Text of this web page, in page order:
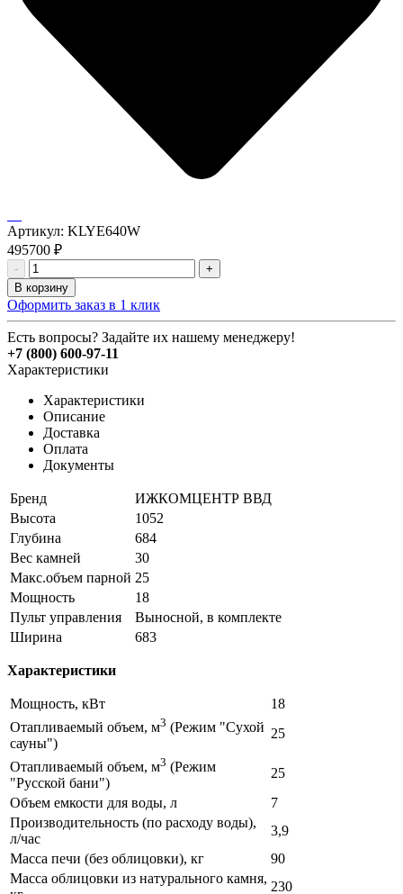
Артикул: KLYE640W
495700 ₽
-
+
В корзину
Оформить заказ в 1 клик
Есть вопросы? Задайте их нашему менеджеру!
+7 (800) 600-97-11
Характеристики
Характеристики
Описание
Доставка
Оплата
Документы
Бренд
ИЖКОМЦЕНТР ВВД
Высота
1052
Глубина
684
Вес камней
30
Макс.объем парной 25
Мощность
18
Пульт управления
Выносной, в комплекте
Ширина
683
Характеристики
Мощность, кВт
18
Отапливаемый объем, м3 (Режим "Сухой
сауны")
25
Отапливаемый объем, м3 (Режим
"Русской бани")
25
Объем емкости для воды, л
7
Производительность (по расходу воды),
л/час
3,9
Масса печи (без облицовки), кг
90
Масса облицовки из натурального камня,
230